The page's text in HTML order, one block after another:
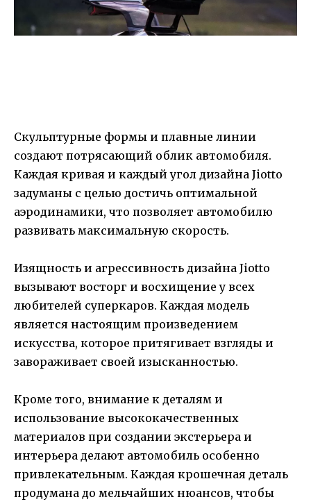
Скульптурные формы и плавные линии
создают потрясающий облик автомобиля.
Каждая кривая и каждый угол дизайна Jiotto
задуманы с целью достичь оптимальной
аэродинамики, что позволяет автомобилю
развивать максимальную скорость.
Изящность и агрессивность дизайна Jiotto
вызывают восторг и восхищение у всех
любителей суперкаров. Каждая модель
является настоящим произведением
искусства, которое притягивает взгляды и
завораживает своей изысканностью.
Кроме того, внимание к деталям и
использование высококачественных
материалов при создании экстерьера и
интерьера делают автомобиль особенно
привлекательным. Каждая крошечная деталь
продумана до мельчайших нюансов, чтобы